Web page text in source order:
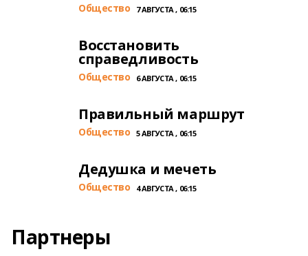
Общество 7 АВГУСТА , 06:15
Восстановить
справедливость
Общество 6 АВГУСТА , 06:15
Правильный маршрут
Общество 5 АВГУСТА , 06:15
Дедушка и мечеть
Общество 4 АВГУСТА , 06:15
Партнеры